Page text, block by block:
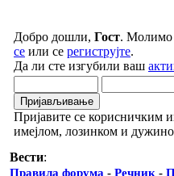
Добро дошли, Гост. Молимо
се или се региструјте.
Да ли сте изгубили ваш
Пријавите се корисничким
имејлом, лозинком и
Вести:
Правила форума - Речник -